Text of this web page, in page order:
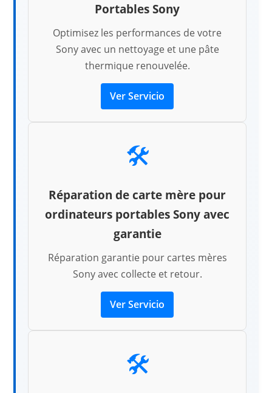
Portables Sony
Optimisez les performances de votre
Sony avec un nettoyage et une pâte
thermique renouvelée.
Ver Servicio
🛠️
Réparation de carte mère pour
ordinateurs portables Sony avec
garantie
Réparation garantie pour cartes mères
Sony avec collecte et retour.
Ver Servicio
🛠️